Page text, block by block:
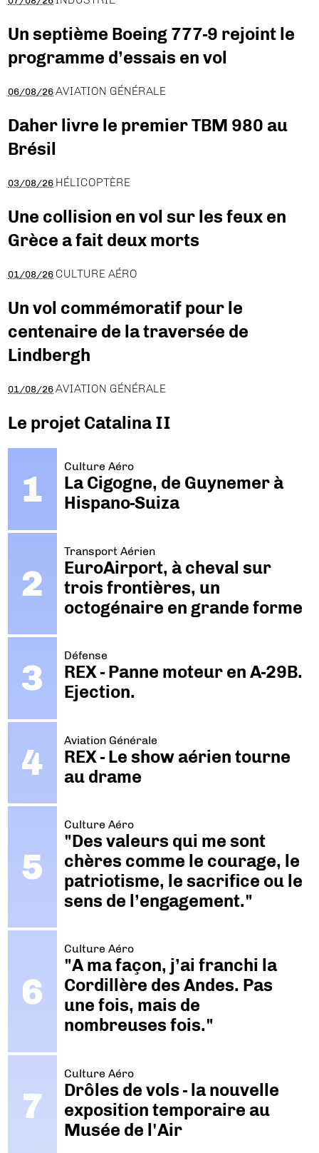
Un septième Boeing 777-9 rejoint le
programme d’essais en vol
06/08/26 AVIATION GÉNÉRALE
Daher livre le premier TBM 980 au
Brésil
03/08/26 HÉLICOPTÈRE
Une collision en vol sur les feux en
Grèce a fait deux morts
01/08/26 CULTURE AÉRO
Un vol commémoratif pour le
centenaire de la traversée de
Lindbergh
01/08/26 AVIATION GÉNÉRALE
Le projet Catalina II
Culture Aéro
La Cigogne, de Guynemer à
Hispano-Suiza
Transport Aérien
EuroAirport, à cheval sur
trois frontières, un
octogénaire en grande forme
Défense
REX - Panne moteur en A-29B.
Ejection.
Aviation Générale
REX - Le show aérien tourne
au drame
Culture Aéro
"Des valeurs qui me sont
chères comme le courage, le
patriotisme, le sacrifice ou le
sens de l’engagement."
Culture Aéro
"A ma façon, j’ai franchi la
Cordillère des Andes. Pas
une fois, mais de
nombreuses fois."
Culture Aéro
Drôles de vols - la nouvelle
exposition temporaire au
Musée de l'Air